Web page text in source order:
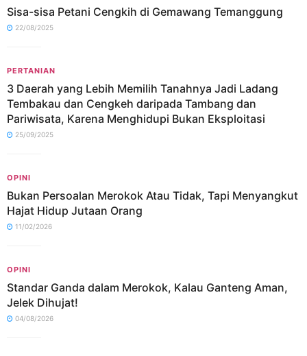
Sisa-sisa Petani Cengkih di Gemawang Temanggung
22/08/2025
PERTANIAN
3 Daerah yang Lebih Memilih Tanahnya Jadi Ladang
Tembakau dan Cengkeh daripada Tambang dan
Pariwisata, Karena Menghidupi Bukan Eksploitasi
25/09/2025
OPINI
Bukan Persoalan Merokok Atau Tidak, Tapi Menyangkut
Hajat Hidup Jutaan Orang
11/02/2026
OPINI
Standar Ganda dalam Merokok, Kalau Ganteng Aman,
Jelek Dihujat!
04/08/2026